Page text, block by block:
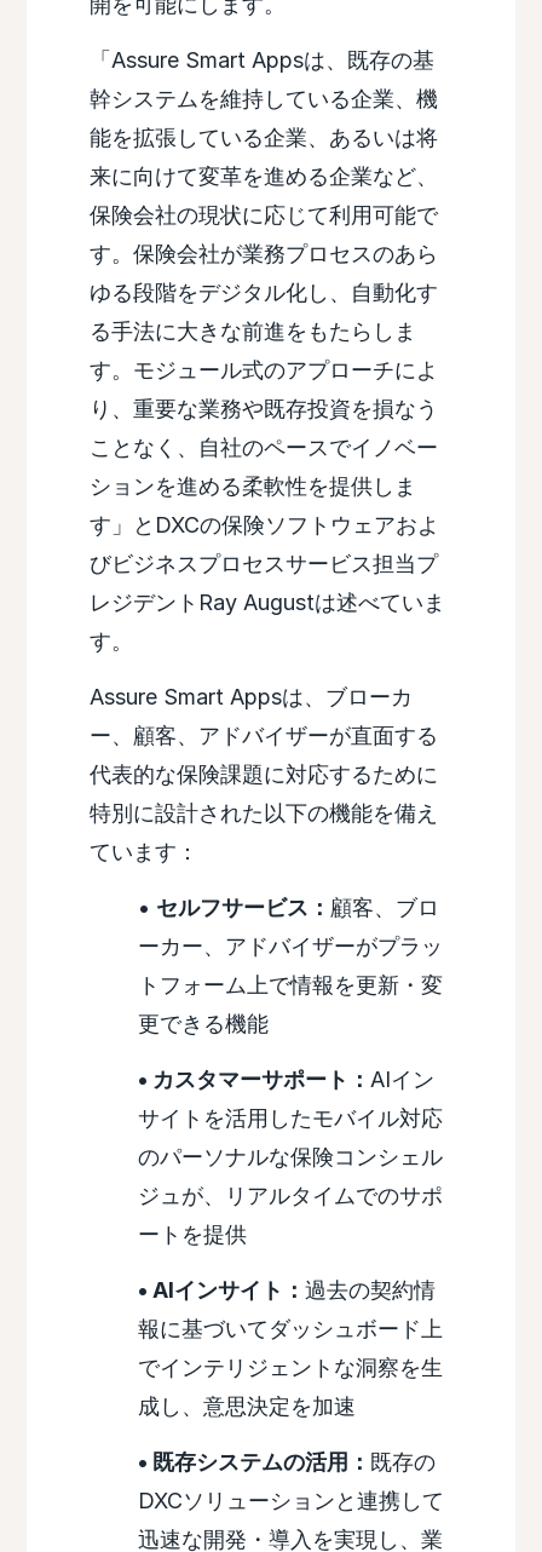
「Assure Smart Appsは、既存の基
幹システムを維持している企業、機
能を拡張している企業、あるいは将
来に向けて変革を進める企業など、
保険会社の現状に応じて利用可能で
す。保険会社が業務プロセスのあら
ゆる段階をデジタル化し、自動化す
る手法に大きな前進をもたらしま
す。モジュール式のアプローチによ
り、重要な業務や既存投資を損なう
ことなく、自社のペースでイノベー
ションを進める柔軟性を提供しま
す」とDXCの保険ソフトウェアおよ
びビジネスプロセスサービス担当プ
レジデントRay Augustは述べていま
す。
Assure Smart Appsは、ブローカ
ー、顧客、アドバイザーが直面する
代表的な保険課題に対応するために
特別に設計された以下の機能を備え
ています：
• セルフサービス： 顧客、ブロ
ーカー、アドバイザーがプラッ
トフォーム上で情報を更新・変
更できる機能
• カスタマーサポート： AIイン
サイトを活用したモバイル対応
のパーソナルな保険コンシェル
ジュが、リアルタイムでのサポ
ートを提供
• AIインサイト： 過去の契約情
報に基づいてダッシュボード上
でインテリジェントな洞察を生
成し、意思決定を加速
• 既存システムの活用： 既存の
DXCソリューションと連携して
迅速な開発・導入を実現し、業